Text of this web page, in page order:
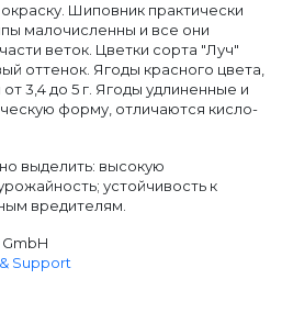
Шиповник практически
малочисленны и все они
веток. Цветки сорта "Луч"
оттенок. Ягоды красного цвета,
3,4 до 5 г. Ягоды удлиненные и
форму, отличаются кисло-
выделить: высокую
устойчивость к
вредителям.
Support